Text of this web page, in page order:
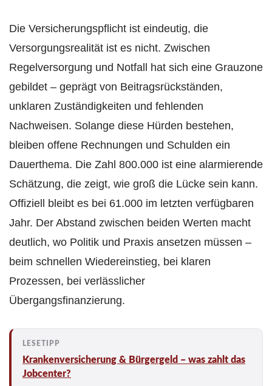
Die Versicherungspflicht ist eindeutig, die
Versorgungsrealität ist es nicht. Zwischen
Regelversorgung und Notfall hat sich eine Grauzone
gebildet – geprägt von Beitragsrückständen,
unklaren Zuständigkeiten und fehlenden
Nachweisen. Solange diese Hürden bestehen,
bleiben offene Rechnungen und Schulden ein
Dauerthema. Die Zahl 800.000 ist eine alarmierende
Schätzung, die zeigt, wie groß die Lücke sein kann.
Offiziell bleibt es bei 61.000 im letzten verfügbaren
Jahr. Der Abstand zwischen beiden Werten macht
deutlich, wo Politik und Praxis ansetzen müssen –
beim schnellen Wiedereinstieg, bei klaren
Prozessen, bei verlässlicher
Übergangsfinanzierung.
Krankenversicherung & Bürgergeld – was zahlt das
Jobcenter?